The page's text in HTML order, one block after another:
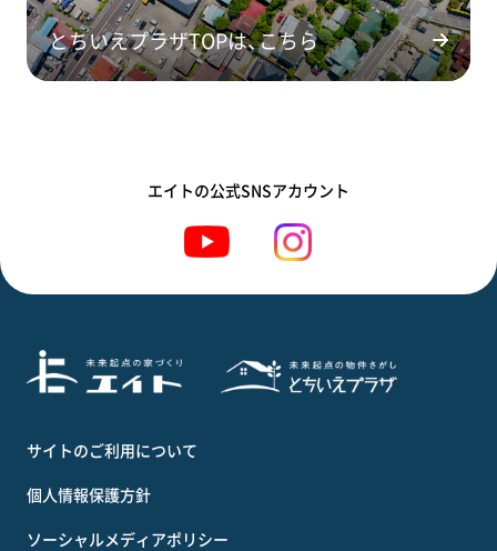
とちいえプラザTOPは、こちら
エイトの公式SNSアカウント
サイトのご利用について
個人情報保護方針
ソーシャルメディアポリシー